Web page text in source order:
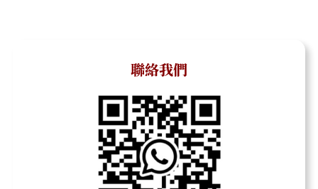
聯絡我們